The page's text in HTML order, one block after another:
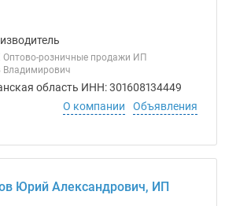
розничные продажи ИП
Владимирович
область ИНН: 301608134449
О компании
Объявления
Юрий Александрович, ИП